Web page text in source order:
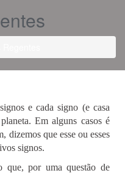
e cada signo (e casa
Em alguns casos é
dizemos que esse ou esses
signos.
que, por uma questão de